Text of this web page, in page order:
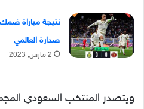
نتيجة مباراة ضمك
صدارة العالمي
2 مارس, 2023
ويتصدر المنتخب السعودي